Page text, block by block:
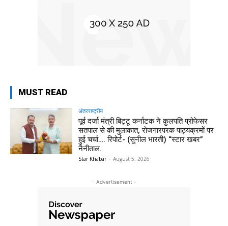
MUST READ
अंतरराष्ट्रीय
पूर्व दर्जा मंत्री बिट्टू कर्नाटक ने कुलपति प्रोफेसर
सतपाल से की मुलाकात, रोजगारपरक पाठ्यक्रमों पर
हुई चर्चा…. रिपोर्ट- (सुनील भारती) “स्टार खबर”
नैनीताल.
Star Khabar - August 5, 2026
- Advertisement -